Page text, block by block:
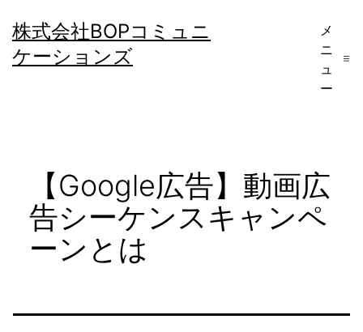
ン
テ
株式会社BOPコミュニ
ケーションズ
メ
ニ
ュ
ー
【Google広告】動画広
告シーケンスキャンペ
ーンとは